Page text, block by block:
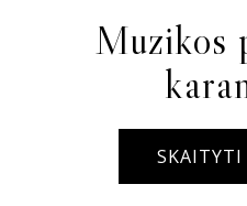
Muzikos
SKAITYTI